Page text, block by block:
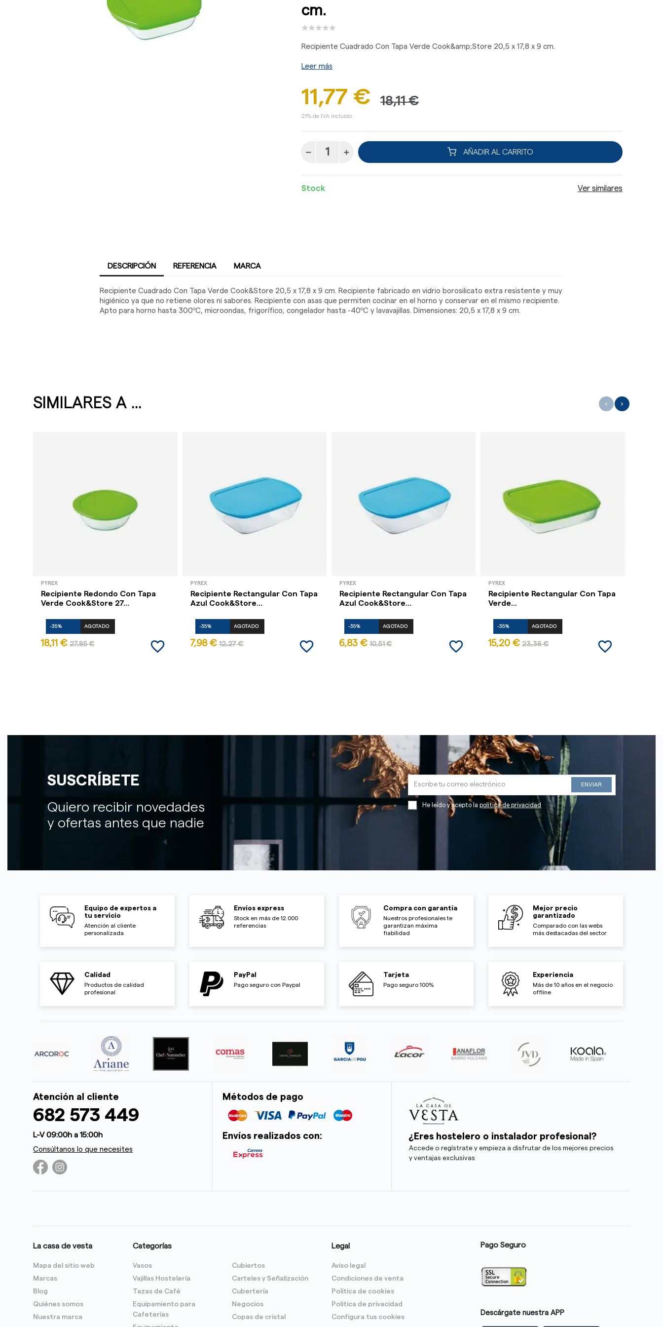
cm.
Recipiente Cuadrado Con Tapa Verde Cook&amp;Store 20,5 x 17,8 x 9 cm.
Leer más
11,77 € 18,11 €
21% de IVA incluido.
AÑADIR AL CARRITO
Stock Ver similares
DESCRIPCIÓN REFERENCIA MARCA
Recipiente Cuadrado Con Tapa Verde Cook&Store 20,5 x 17,8 x 9 cm. Recipiente fabricado en vidrio borosilicato extra resistente y muy
higiénico ya que no retiene olores ni sabores. Recipiente con asas que permiten cocinar en el horno y conservar en el mismo recipiente.
Apto para horno hasta 300ºC, microondas, frigorífico, congelador hasta -40ºC y lavavajillas. Dimensiones: 20,5 x 17,8 x 9 cm.
SIMILARES A ...
PYREX
Recipiente Redondo Con Tapa
Verde Cook&Store 27...
-35% AGOTADO
18,11 € 27,85 € favorite_border
PYREX
Recipiente Rectangular Con Tapa
Azul Cook&Store...
-35% AGOTADO
7,98 € 12,27 € favorite_border
PYREX
Recipiente Rectangular Con Tapa
Azul Cook&Store...
-35% AGOTADO
6,83 € 10,51 € favorite_border
PYREX
Recipiente Rectangular Con Tapa
Verde...
-35% AGOTADO
15,20 € 23,38 € favorite_border
‹ ›
SUSCRÍBETE
Quiero recibir novedades
y ofertas antes que nadie
He leído y acepto lapolítica de privacidad
Equipo de expertos a
tu servicio
Atención al cliente
personalizada
Envíos express
Stock en más de 12.000
referencias
Compra con garantía
Nuestros profesionales te
garantizan máxima
fiabilidad
Mejor precio
garantizado
Comparado con las webs
más destacadas del sector
Calidad
Productos de calidad
profesional
PayPal
Pago seguro con Paypal
Tarjeta
Pago seguro 100%
Experiencia
Más de 10 años en el negocio
offline
Atención al cliente
682 573 449
L-V 09:00h a 15:00h
Consúltanos lo que necesites
Métodos de pago
Envíos realizados con: ¿Eres hostelero o instalador profesional?
Accede o regístrate y empieza a disfrutar de los mejores precios
y ventajas exclusivas
La casa de vesta
Mapa del sitio web
Marcas
Blog
Quiénes somos
Nuestra marca
Categorías
Vasos
Vajillas Hostelería
Tazas de Café
Equipamiento para
Cafeterías
Cubiertos
Carteles y Señalización
Cubertería
Negocios
Copas de cristal
Legal
Aviso legal
Condiciones de venta
Política de cookies
Politica de privacidad
Configura tus cookies
Pago Seguro
Descárgate nuestra APP